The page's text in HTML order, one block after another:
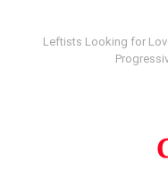
Leftists Looking for